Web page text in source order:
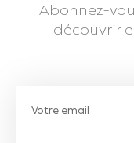
Abonnez-
découvrir